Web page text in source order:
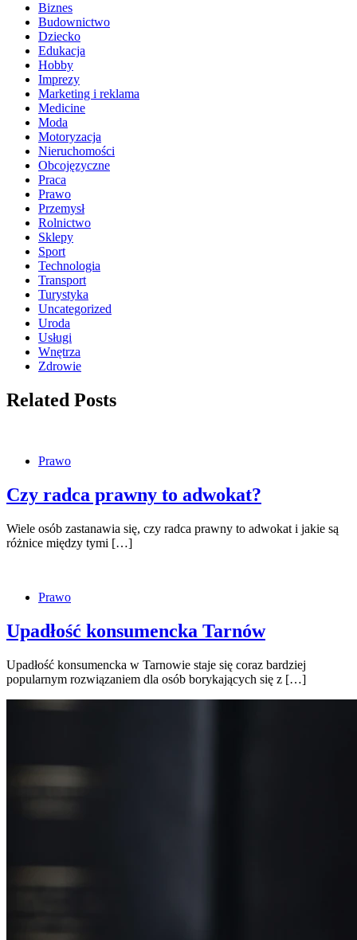
Biznes
Budownictwo
Dziecko
Edukacja
Hobby
Imprezy
Marketing i reklama
Medicine
Moda
Motoryzacja
Nieruchomości
Obcojęzyczne
Praca
Prawo
Przemysł
Rolnictwo
Sklepy
Sport
Technologia
Transport
Turystyka
Uncategorized
Uroda
Usługi
Wnętrza
Zdrowie
Related Posts
Prawo
Czy radca prawny to adwokat?
Wiele osób zastanawia się, czy radca prawny to adwokat i jakie są
różnice między tymi […]
Prawo
Upadłość konsumencka Tarnów
Upadłość konsumencka w Tarnowie staje się coraz bardziej
popularnym rozwiązaniem dla osób borykających się z […]